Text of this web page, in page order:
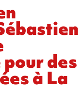
des
à La